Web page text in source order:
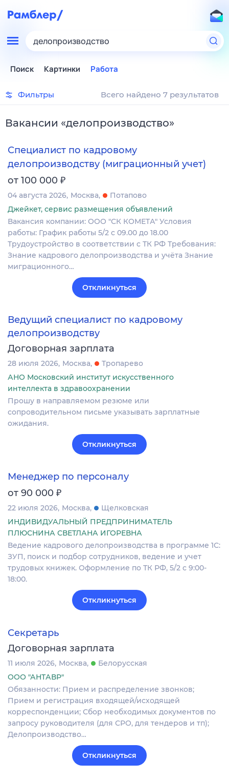
делопроизводство
Поиск Картинки Работа
Фильтры Всего найдено 7 результатов
Вакансии «делопроизводство»
Специалист по кадровому
делопроизводству (миграционный учет)
от 100 000 ₽
04 августа 2026 Москва
Потапово
Джейкет, сервис размещения объявлений
Вакансия компании: ООО "СК КОМЕТА" Условия
работы: График работы 5/2 с 09.00 до 18.00
Трудоустройство в соответствии с ТК РФ Требования:
Знание кадрового делопроизводства и учёта Знание
миграционного…
Откликнуться
Ведущий специалист по кадровому
делопроизводству
Договорная зарплата
28 июля 2026 Москва
Тропарево
АНО Московский институт искусственного
интеллекта в здравоохранении
Прошу в направляемом резюме или
сопроводительном письме указывать зарплатные
ожидания.
Откликнуться
Менеджер по персоналу
от 90 000 ₽
22 июля 2026 Москва
Щелковская
ИНДИВИДУАЛЬНЫЙ ПРЕДПРИНИМАТЕЛЬ
ПЛЮСНИНА СВЕТЛАНА ИГОРЕВНА
Ведение кадрового делопроизводства в программе 1С:
ЗУП, поиск и подбор сотрудников, ведение и учет
трудовых книжек. Оформление по ТК РФ, 5/2 с 9:00-
18:00.
Откликнуться
Секретарь
Договорная зарплата
11 июля 2026 Москва
Белорусская
ООО "АНТАВР"
Обязанности: Прием и распределение звонков;
Прием и регистрация входящей/исходящей
корреспонденции; Сбор необходимых документов по
запросу руководителя (для СРО, для тендеров и тп);
Делопроизводство…
Откликнуться